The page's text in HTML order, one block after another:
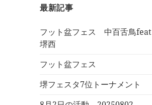
最新記事
フット盆フェス 中百舌鳥feat
堺西
フット盆フェス
堺フェスタ7位トーナメント